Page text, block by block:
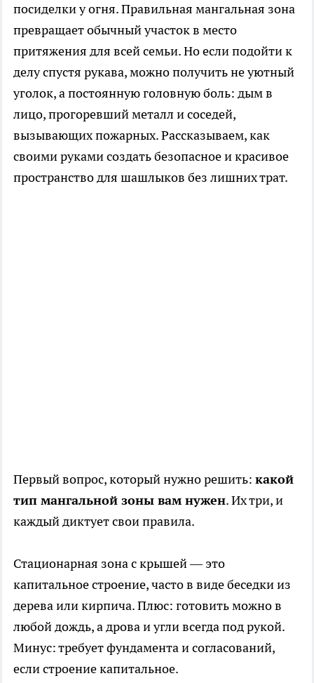
посиделки у огня. Правильная мангальная зона
превращает обычный участок в место
притяжения для всей семьи. Но если подойти к
делу спустя рукава, можно получить не уютный
уголок, а постоянную головную боль: дым в
лицо, прогоревший металл и соседей,
вызывающих пожарных. Рассказываем, как
своими руками создать безопасное и красивое
пространство для шашлыков без лишних трат.
Первый вопрос, который нужно решить: какой
тип мангальной зоны вам нужен. Их три, и
каждый диктует свои правила.
Стационарная зона с крышей — это
капитальное строение, часто в виде беседки из
дерева или кирпича. Плюс: готовить можно в
любой дождь, а дрова и угли всегда под рукой.
Минус: требует фундамента и согласований,
если строение капитальное.